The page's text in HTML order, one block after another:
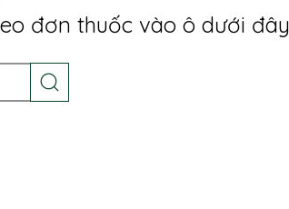
đơn thuốc vào ô dưới